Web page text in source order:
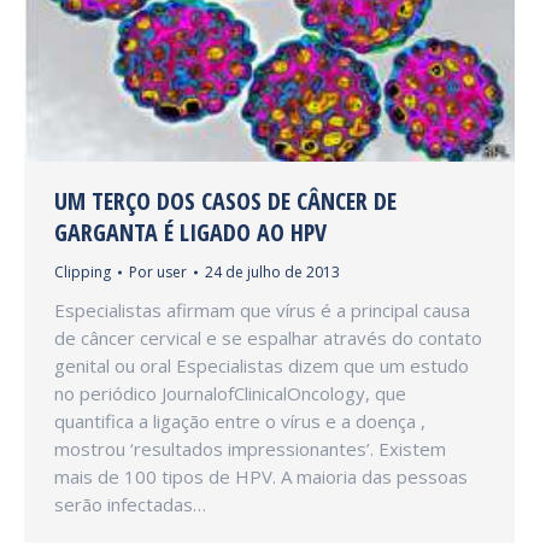
UM TERÇO DOS CASOS DE CÂNCER DE
GARGANTA É LIGADO AO HPV
Clipping Por user 24 de julho de 2013
Especialistas afirmam que vírus é a principal causa
de câncer cervical e se espalhar através do contato
genital ou oral Especialistas dizem que um estudo
no periódico JournalofClinicalOncology, que
quantifica a ligação entre o vírus e a doença ,
mostrou ‘resultados impressionantes’. Existem
mais de 100 tipos de HPV. A maioria das pessoas
serão infectadas…